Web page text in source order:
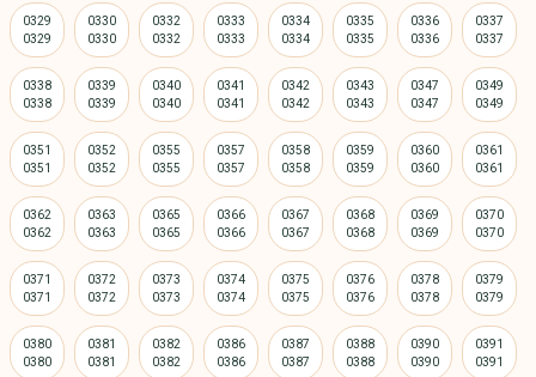
0329 0330 0332 0333 0334 0335 0336 0337
0338 0339 0340 0341 0342 0343 0347 0349
0351 0352 0355 0357 0358 0359 0360 0361
0362 0363 0365 0366 0367 0368 0369 0370
0371 0372 0373 0374 0375 0376 0378 0379
0380 0381 0382 0386 0387 0388 0390 0391